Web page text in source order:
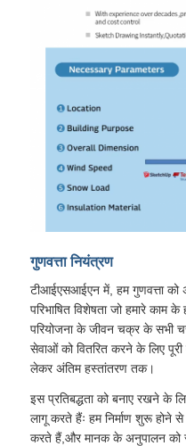
गुणवत्ता नियंत्रण
टीआईएसआईएन में, हम गुणवत्ता
परिभाषित विशेषता जो हमारे काम
परियोजना के जीवन चक्र के सभी
सेवाओं को वितरित करने के लिए
लेकर अंतिम हस्तांतरण तक।
इस प्रतिबद्धता को बनाए रखने के
लागू करते हैंः हम निर्माण शुरू होने
करते हैं,और मानक के अनुपालन को